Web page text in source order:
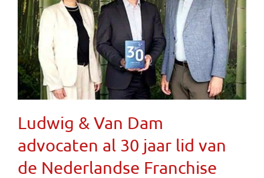
Ludwig & Van Dam
advocaten al 30 jaar lid van
de Nederlandse Franchise